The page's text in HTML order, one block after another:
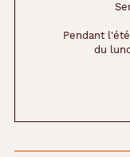
Pendant
du